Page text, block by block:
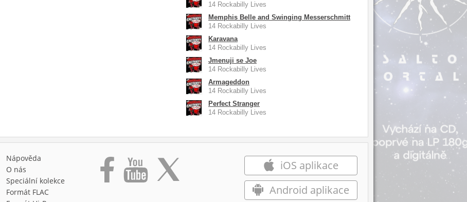
14 Rockabilly Lives
Memphis Belle and Swinging Messerschmitt
14 Rockabilly Lives
Karavana
14 Rockabilly Lives
Jmenuji se Joe
14 Rockabilly Lives
Armageddon
14 Rockabilly Lives
Perfect Stranger
14 Rockabilly Lives
Nápověda
O nás
Speciální kolekce
Formát FLAC
iOS aplikace
Android aplikace